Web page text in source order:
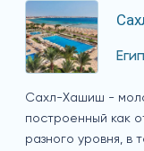
Сахл-Хашиш -
построенный как
разного уровня, в